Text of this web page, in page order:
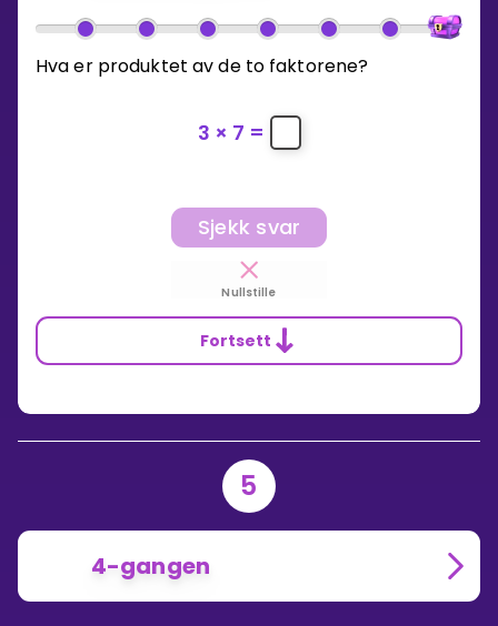
Hva er produktet av de to faktorene?
3 × 7 =
Sjekk svar
Nullstille
Fortsett
5
4-gangen